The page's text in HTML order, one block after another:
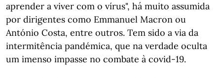
aprender a viver com o vírus", há muito assumida
por dirigentes como Emmanuel Macron ou
António Costa, entre outros. Tem sido a via da
intermitência pandémica, que na verdade oculta
um imenso impasse no combate à covid-19.